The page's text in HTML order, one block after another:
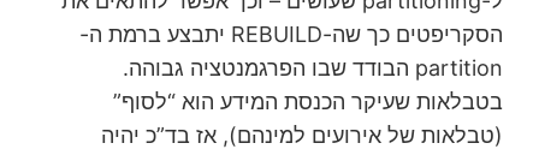
הסקריפטים כך שה-REBUILD יתבצע ברמת ה-
partition הבודד שבו הפרגמנטציה גבוהה.
בטבלאות שעיקר הכנסת המידע הוא “לסוף”
(טבלאות של אירועים למינהם), אז בד”כ יהיה